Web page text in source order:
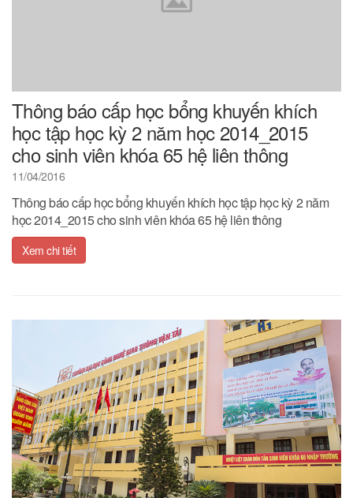
Thông báo cấp học bổng khuyến khích
học tập học kỳ 2 năm học 2014_2015
cho sinh viên khóa 65 hệ liên thông
11/04/2016
Thông báo cấp học bổng khuyến khích học tập học kỳ 2 năm
học 2014_2015 cho sinh viên khóa 65 hệ liên thông
Xem chi tiết